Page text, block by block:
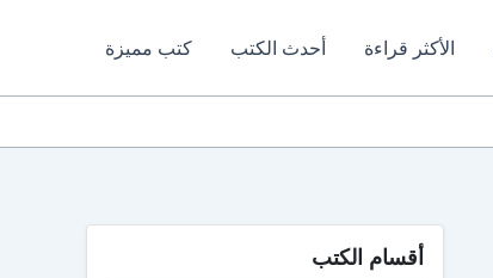
الأكثر قراءة أحدث الكتب كتب مميزة
أقسام الكتب